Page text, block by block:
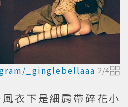
_ginglebellaaa 2/4
衣下是細肩帶碎花小